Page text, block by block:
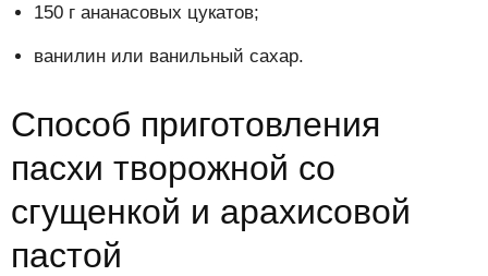
150 г ананасовых цукатов;
ванилин или ванильный сахар.
Способ приготовления
пасхи творожной со
сгущенкой и арахисовой
пастой